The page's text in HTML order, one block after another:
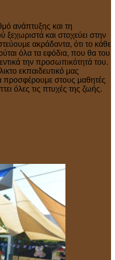
ανάπτυξης και τη
ξεχωριστά και στοχεύει στην
ακράδαντα, ότι το κάθε
όλα τα εφόδια, που θα του
την προσωπικότητά του.
εκπαιδευτικό μας
στους μαθητές
όλες τις πτυχές της ζωής.